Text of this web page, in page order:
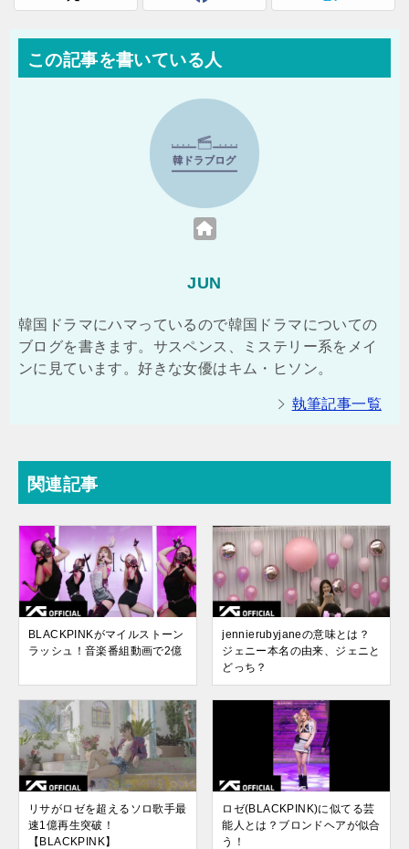
この記事を書いている人
JUN
韓国ドラマにハマっているので韓国ドラマについての
ブログを書きます。サスペンス、ミステリー系をメイ
ンに見ています。好きな女優はキム・ヒソン。
執筆記事一覧
関連記事
BLACKPINKがマイルストーン
ラッシュ！音楽番組動画で2億
jennierubyjaneの意味とは？
ジェニー本名の由来、ジェニと
どっち？
リサがロゼを超えるソロ歌手最
速1億再生突破！
【BLACKPINK】
ロゼ(BLACKPINK)に似てる芸
能人とは？ブロンドヘアが似合
う！